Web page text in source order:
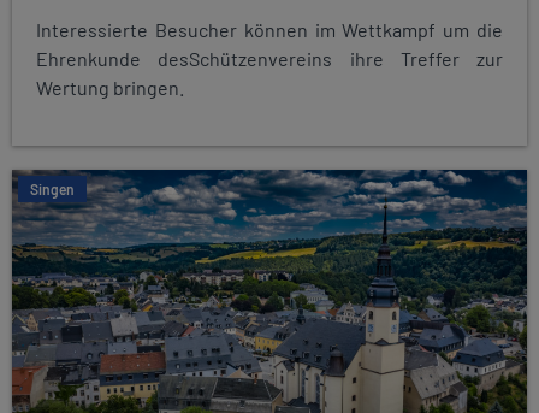
Interessierte Besucher können im Wettkampf um die
Ehrenkunde desSchützenvereins ihre Treffer zur
Wertung bringen.
Singen